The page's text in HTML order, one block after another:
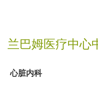
兰巴姆医疗中心
心脏内科